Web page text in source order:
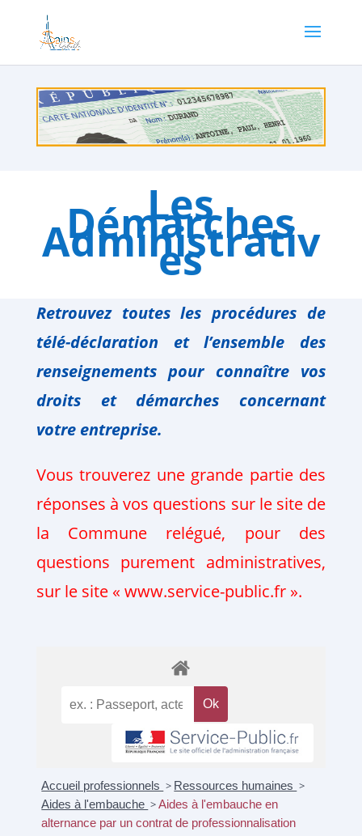
Les
Démarches
Administrativ
es
Retrouvez toutes les procédures de
télé-déclaration et l’ensemble des
renseignements pour connaître vos
droits et démarches concernant
votre entreprise.
Vous trouverez une grande partie des
réponses à vos questions sur le site de
la Commune relégué, pour des
questions purement administratives,
sur le site « www.service-public.fr ».
Accueil professionnels > Ressources humaines >
Aides à l'embauche >Aides à l'embauche en
alternance par un contrat de professionnalisation